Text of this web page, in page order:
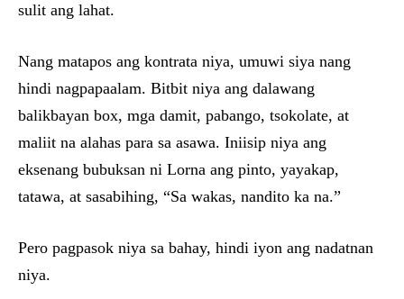
sulit ang lahat.
Nang matapos ang kontrata niya, umuwi siya nang
hindi nagpapaalam. Bitbit niya ang dalawang
balikbayan box, mga damit, pabango, tsokolate, at
maliit na alahas para sa asawa. Iniisip niya ang
eksenang bubuksan ni Lorna ang pinto, yayakap,
tatawa, at sasabihing, “Sa wakas, nandito ka na.”
Pero pagpasok niya sa bahay, hindi iyon ang nadatnan
niya.